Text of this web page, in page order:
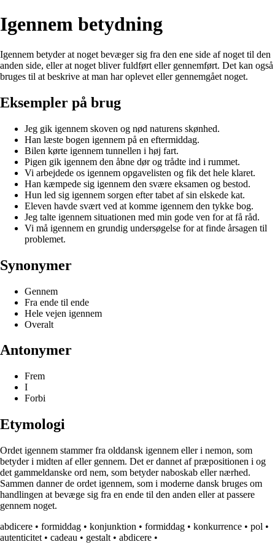
Igennem betydning
Igennem betyder at noget bevæger sig fra den ene side af noget til den
anden side, eller at noget bliver fuldført eller gennemført. Det kan også
bruges til at beskrive at man har oplevet eller gennemgået noget.
Eksempler på brug
Jeg gik igennem skoven og nød naturens skønhed.
Han læste bogen igennem på en eftermiddag.
Bilen kørte igennem tunnellen i høj fart.
Pigen gik igennem den åbne dør og trådte ind i rummet.
Vi arbejdede os igennem opgavelisten og fik det hele klaret.
Han kæmpede sig igennem den svære eksamen og bestod.
Hun led sig igennem sorgen efter tabet af sin elskede kat.
Eleven havde svært ved at komme igennem den tykke bog.
Jeg talte igennem situationen med min gode ven for at få råd.
Vi må igennem en grundig undersøgelse for at finde årsagen til
problemet.
Synonymer
Gennem
Fra ende til ende
Hele vejen igennem
Overalt
Antonymer
Frem
I
Forbi
Etymologi
Ordet igennem stammer fra olddansk igennem eller i nemon, som
betyder i midten af eller gennem. Det er dannet af præpositionen i og
det gammeldanske ord nem, som betyder naboskab eller nærhed.
Sammen danner de ordet igennem, som i moderne dansk bruges om
handlingen at bevæge sig fra en ende til den anden eller at passere
gennem noget.
abdicere • formiddag • konjunktion • formiddag • konkurrence • pol •
autenticitet • cadeau • gestalt • abdicere •